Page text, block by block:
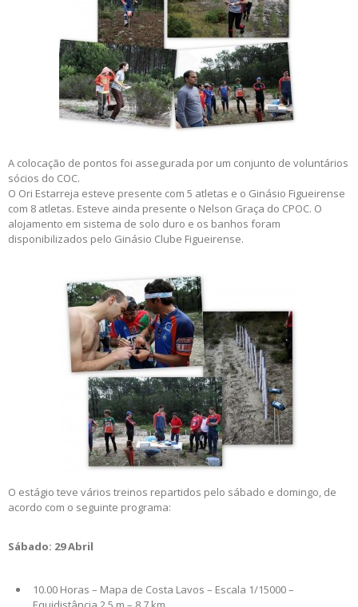
A colocação de pontos foi assegurada por um conjunto de voluntários
sócios do COC.
O Ori Estarreja esteve presente com 5 atletas e o Ginásio Figueirense
com 8 atletas. Esteve ainda presente o Nelson Graça do CPOC. O
alojamento em sistema de solo duro e os banhos foram
disponibilizados pelo Ginásio Clube Figueirense.
O estágio teve vários treinos repartidos pelo sábado e domingo, de
acordo com o seguinte programa:
Sábado: 29 Abril
10.00 Horas – Mapa de Costa Lavos – Escala 1/15000 –